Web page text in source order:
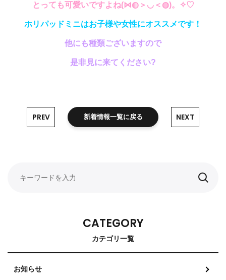
とっても可愛いですよね(⋈◍＞◡＜◍)。✧♡
ホリパッドミニはお子様や女性にオススメです！
他にも種類ございますので
是非見に来てください?
PREV 新着情報一覧に戻る NEXT
CATEGORY
カテゴリ一覧
お知らせ